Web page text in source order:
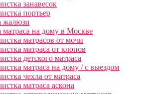
занавесок
портьер
жалюзи
на дому в Москве
матрасов от мочи
матраса от клопов
детского матраса
матраса на дому / с выездом
чехла от матраса
матраса аскона